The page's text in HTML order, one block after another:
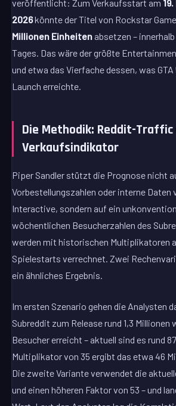
veröffentlicht: Zum Verkaufsstart am
2026könnte der Titel von Rockstar
Millionen Einheiten absetzen –
Tages. Das wäre der größte
und etwa das Vierfache dessen, was GTA
Launch erreichte.
Die Methodik: Reddit-Traffic
Verkaufsindikator
Piper Sandler stützt die Prognose nicht
Vorbestellungszahlen oder interne Daten
Interactive, sondern auf ein
wöchentlichen Besucherzahlen des
werden mit historischen Multiplikatoren
Spielestarts verrechnet. Zwei
ein ähnliches Ergebnis.
Im ersten Szenario gehen die Analysten
Subreddit zum Release rund 1,3
Besucher erreicht – aktuell sind es rund
Multiplikator von 35 ergibt das etwa 46
Die zweite Variante verwendet die
und einen höheren Faktor von 53 – und